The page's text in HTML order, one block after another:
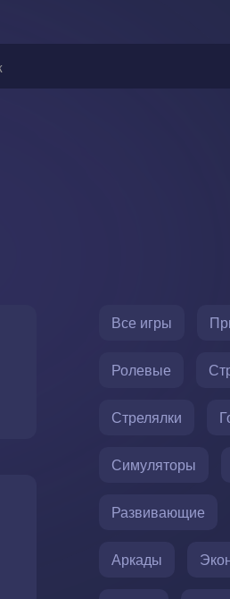
Все игры
Ролевые
Стрелялки
Симуляторы
Развивающие
Аркады